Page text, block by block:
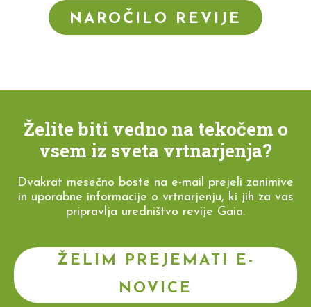
NAROČILO REVIJE
Želite biti vedno na tekočem o
vsem iz sveta vrtnarjenja?
Dvakrat mesečno boste na e-mail prejeli zanimive
in uporabne informacije o vrtnarjenju, ki jih za vas
pripravlja uredništvo revije Gaia.
ŽELIM PREJEMATI E-
NOVICE